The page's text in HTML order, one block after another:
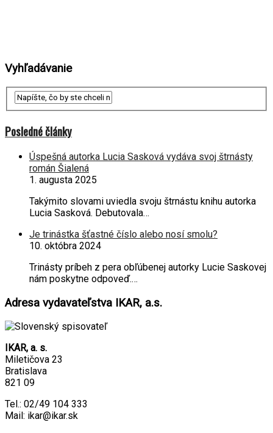
Vyhľadávanie
Posledné články
Úspešná autorka Lucia Sasková vydáva svoj štrnásty
román Šialená
1. augusta 2025
Takýmito slovami uviedla svoju štrnástu knihu autorka
Lucia Sasková. Debutovala…
Je trinástka šťastné číslo alebo nosí smolu?
10. októbra 2024
Trinásty príbeh z pera obľúbenej autorky Lucie Saskovej
nám poskytne odpoveď.…
Adresa vydavateľstva IKAR, a.s.
IKAR, a. s.
Miletičova 23
Bratislava
821 09
Tel.: 02/49 104 333
Mail: ikar@ikar.sk